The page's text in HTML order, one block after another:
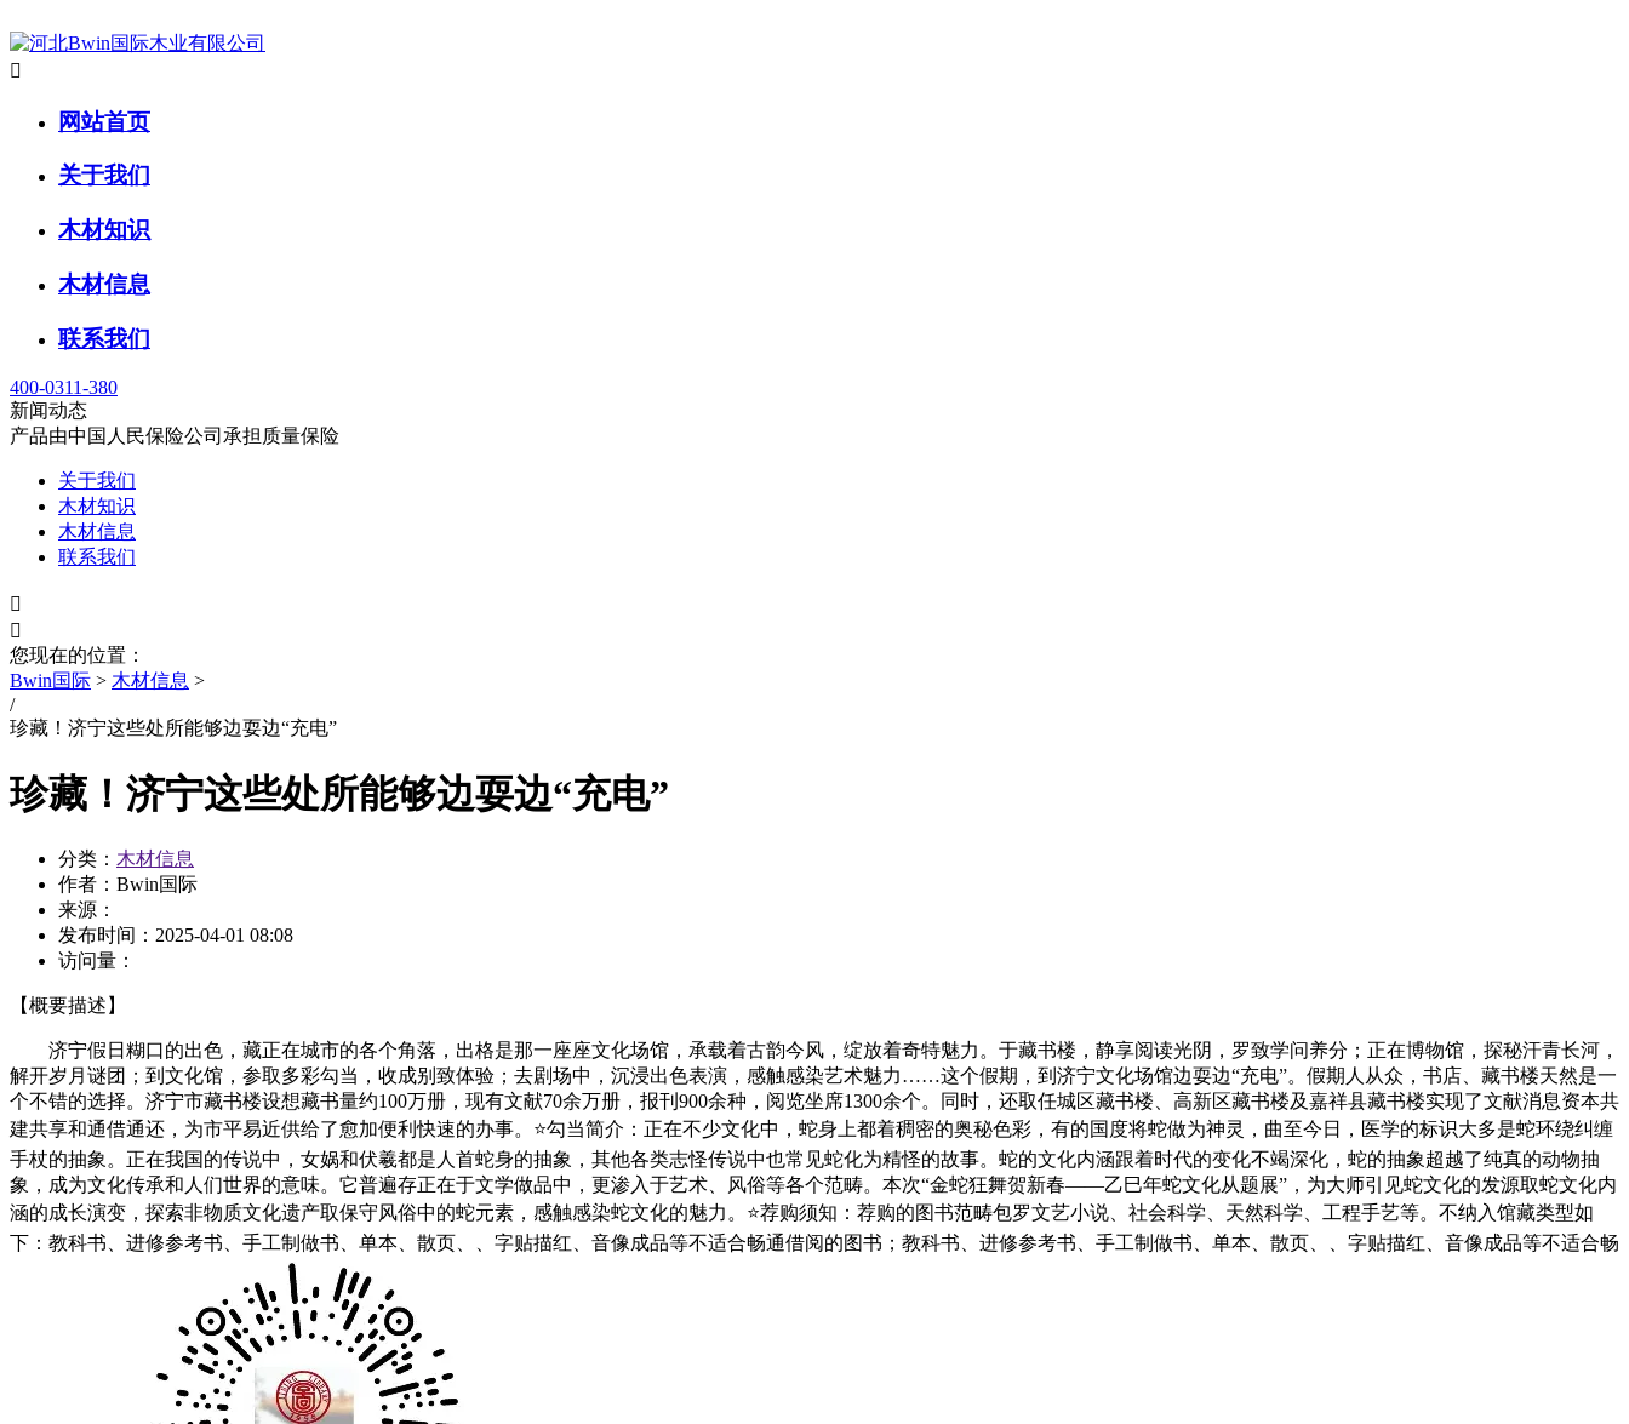

网站首页
关于我们
木材知识
木材信息
联系我们
400-0311-380
新闻动态
产品由中国人民保险公司承担质量保险
关于我们
木材知识
木材信息
联系我们


您现在的位置：
Bwin国际 > 木材信息 >
/
珍藏！济宁这些处所能够边耍边“充电”
珍藏！济宁这些处所能够边耍边“充电”
分类： 木材信息
作者：Bwin国际
来源：
发布时间： 2025-04-01 08:08
访问量：
【概要描述】
济宁假日糊口的出色，藏正在城市的各个角落，出格是那一座座文化场馆，承载着古韵今风，绽放着奇特魅力。于藏书楼，静享阅读光阴，罗致学问养分；正在博物馆，探秘汗青长河，
解开岁月谜团；到文化馆，参取多彩勾当，收成别致体验；去剧场中，沉浸出色表演，感触感染艺术魅力……这个假期，到济宁文化场馆边耍边“充电”。假期人从众，书店、藏书楼天然是一
个不错的选择。济宁市藏书楼设想藏书量约100万册，现有文献70余万册，报刊900余种，阅览坐席1300余个。同时，还取任城区藏书楼、高新区藏书楼及嘉祥县藏书楼实现了文献消息资本共
建共享和通借通还，为市平易近供给了愈加便利快速的办事。⭐️勾当简介：正在不少文化中，蛇身上都着稠密的奥秘色彩，有的国度将蛇做为神灵，曲至今日，医学的标识大多是蛇环绕纠缠
手杖的抽象。正在我国的传说中，女娲和伏羲都是人首蛇身的抽象，其他各类志怪传说中也常见蛇化为精怪的故事。蛇的文化内涵跟着时代的变化不竭深化，蛇的抽象超越了纯真的动物抽
象，成为文化传承和人们世界的意味。它普遍存正在于文学做品中，更渗入于艺术、风俗等各个范畴。本次“金蛇狂舞贺新春——乙巳年蛇文化从题展”，为大师引见蛇文化的发源取蛇文化内
涵的成长演变，探索非物质文化遗产取保守风俗中的蛇元素，感触感染蛇文化的魅力。⭐️荐购须知：荐购的图书范畴包罗文艺小说、社会科学、天然科学、工程手艺等。不纳入馆藏类型如
下：教科书、进修参考书、手工制做书、单本、散页、、字贴描红、音像成品等不适合畅通借阅的图书；教科书、进修参考书、手工制做书、单本、散页、、字贴描红、音像成品等不适合畅